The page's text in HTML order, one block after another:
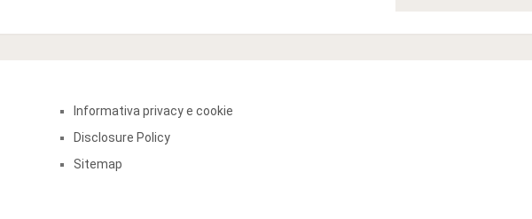
Informativa privacy e cookie
Disclosure Policy
Sitemap